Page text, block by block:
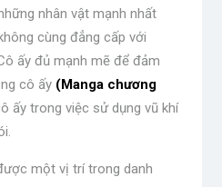
nhân vật mạnh nhất
cùng đẳng cấp với
ấy đủ mạnh mẽ để đảm
cô ấy (Manga chương
ấy trong việc sử dụng vũ khí
một vị trí trong danh